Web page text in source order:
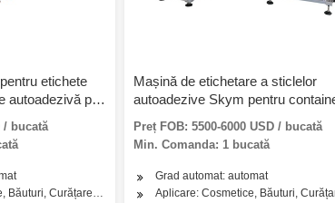
etichete
autoadezivă pe
/ bucată
Băuturi, Curățare, Detergent, Produse de îngrijire a pielii,
Mașină de etichetare a sticlelor
autoadezive Skym pentru
Preț FOB: 5500-6000 USD / bucată
Min. Comanda: 1 bucată
Grad automat: automat
Aplicare: Cosmetice, Băuturi,